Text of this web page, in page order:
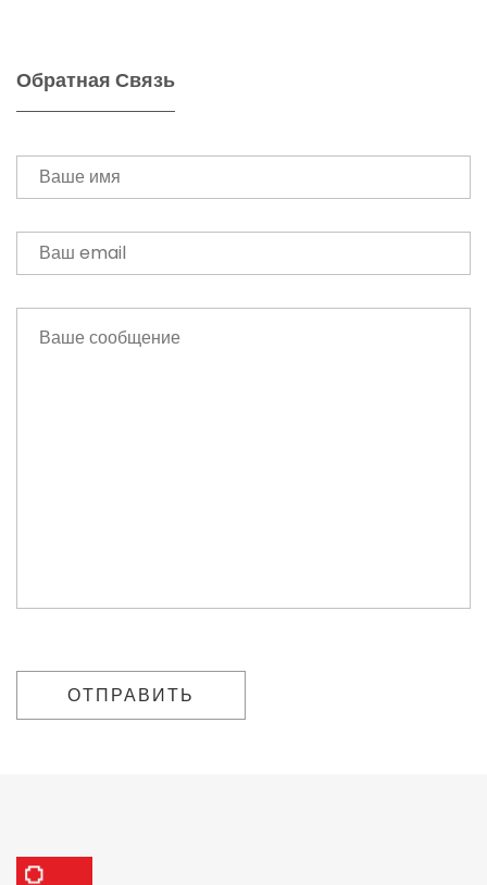
Обратная Связь